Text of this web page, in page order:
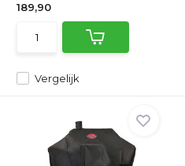
Vergelijk
189,90